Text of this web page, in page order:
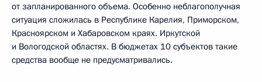
от запланированного объема. Особенно неблагополучная
ситуация сложилась в Республике Карелия, Приморском,
Красноярском и Хабаровском краях. Иркутской
и Вологодской областях. В бюджетах 10 субъектов такие
средства вообще не предусматривались.